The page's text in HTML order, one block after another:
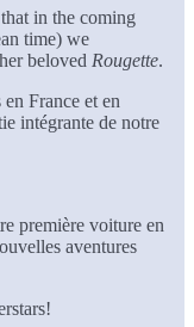
in the coming
time) we
beloved Rougette.
France et en
intégrante de notre
première voiture en
aventures